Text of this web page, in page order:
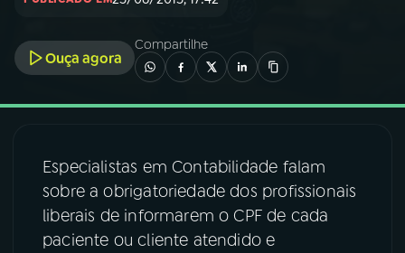
A RÁDIO
03PROGRAMAÇÃO
04PROGRAMAS
PODCASTS
Ouça agora
Compartilhe
Especialistas em Contabilidade falam
sobre a obrigatoriedade dos profissionais
liberais de informarem o CPF de cada
paciente ou cliente atendido e